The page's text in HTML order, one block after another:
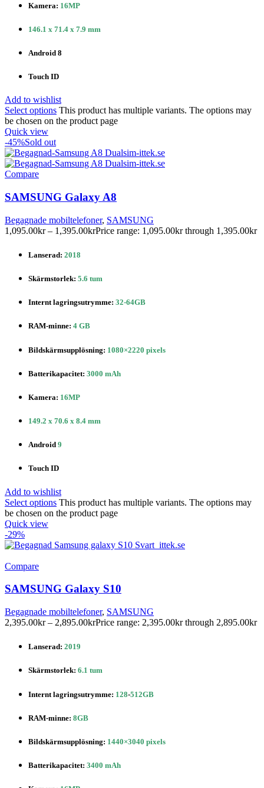
Kamera: 16MP
146.1 x 71.4 x 7.9 mm
Android 8
Touch ID
Add to wishlist
Select options This product has multiple variants. The options may
be chosen on the product page
Quick view
-45%Sold out
Compare
SAMSUNG Galaxy A8
Begagnade mobiltelefoner, SAMSUNG
1,095.00kr – 1,395.00krPrice range: 1,095.00kr through 1,395.00kr
Lanserad: 2018
Skärmstorlek: 5.6 tum
Internt lagringsutrymme: 32-64GB
RAM-minne: 4 GB
Bildskärmsupplösning: 1080×2220 pixels
Batterikapacitet: 3000 mAh
Kamera: 16MP
149.2 x 70.6 x 8.4 mm
Android 9
Touch ID
Add to wishlist
Select options This product has multiple variants. The options may
be chosen on the product page
Quick view
-29%
Compare
SAMSUNG Galaxy S10
Begagnade mobiltelefoner, SAMSUNG
2,395.00kr – 2,895.00krPrice range: 2,395.00kr through 2,895.00kr
Lanserad: 2019
Skärmstorlek: 6.1 tum
Internt lagringsutrymme: 128-512GB
RAM-minne: 8GB
Bildskärmsupplösning: 1440×3040 pixels
Batterikapacitet: 3400 mAh